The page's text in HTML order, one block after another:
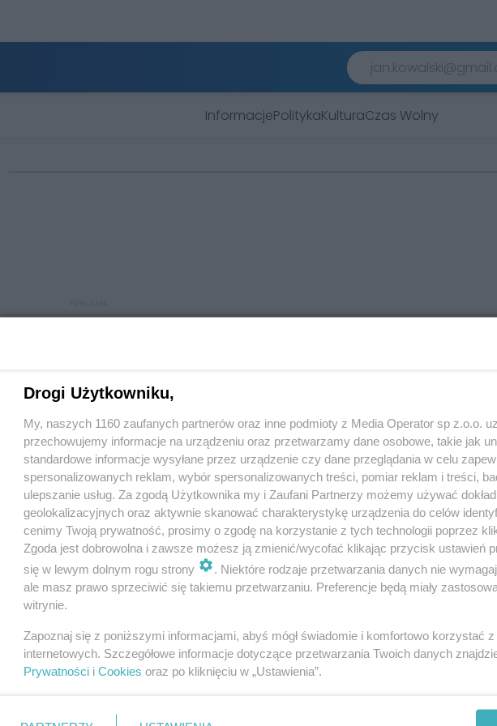
InformacjePolitykaKulturaCzas Wolny
REKLAMA
Drogi Użytkowniku,
My, naszych 1160 zaufanych partnerów oraz inne podmioty z Media Operator sp z.o.o.
przechowujemy informacje na urządzeniu oraz przetwarzamy dane osobowe, takie jak
standardowe informacje wysyłane przez urządzenie czy dane przeglądania w celu
spersonalizowanych reklam, wybór spersonalizowanych treści, pomiar reklam i treści,
ulepszanie usług. Za zgodą Użytkownika my i Zaufani Partnerzy możemy używać
geolokalizacyjnych oraz aktywnie skanować charakterystykę urządzenia do celów
cenimy Twoją prywatność, prosimy o zgodę na korzystanie z tych technologii poprzez
Zgoda jest dobrowolna i zawsze możesz ją zmienić/wycofać klikając przycisk ustawień
się w lewym dolnym rogu strony
. Niektóre rodzaje przetwarzania danych nie
ale masz prawo sprzeciwić się takiemu przetwarzaniu. Preferencje będą miały
witrynie.
Zapoznaj się z poniższymi informacjami, abyś mógł świadomie i komfortowo korzystać
internetowych. Szczegółowe informacje dotyczące przetwarzania Twoich danych
Prywatności i Cookies oraz po kliknięciu w „Ustawienia”.